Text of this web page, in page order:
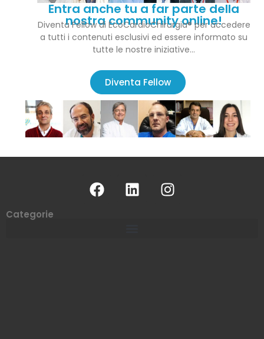
Entra anche tu a far parte della
nostra community online!
Diventa Fellow di EcoCardioChirurgia® per accedere
a tutti i contenuti esclusivi ed essere informato su
tutte le nostre iniziative…
Diventa Fellow
Categorie